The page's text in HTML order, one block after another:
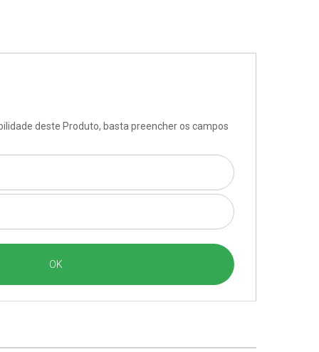
deste Produto, basta preencher os campos